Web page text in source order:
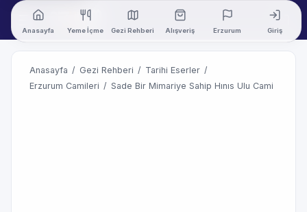
Anasayfa Yeme İçme Gezi Rehberi Alışveriş Erzurum Giriş
Anasayfa / Gezi Rehberi / Tarihi Eserler /
Erzurum Camileri / Sade Bir Mimariye Sahip Hınıs Ulu Cami